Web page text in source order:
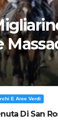
E Aree Verdi
Di San